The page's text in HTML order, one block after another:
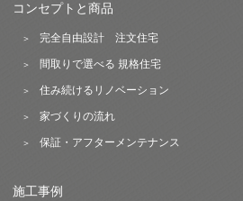
コンセプトと商品
完全自由設計 注文住宅
間取りで選べる 規格住宅
住み続けるリノベーション
家づくりの流れ
保証・アフターメンテナンス
施工事例